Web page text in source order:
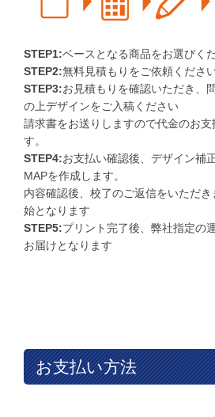
STEP1:ベースとなる商品をお選びく
STEP2:無料見積もりをご依頼くださ
STEP3:お見積もりを確認いただき、
の上デザインをご入稿ください
請求書をお送りしますので代金のお支
す。
STEP4:お支払い確認後、デザイン補
MAPを作成します。
内容確認後、校了のご返信をいただ
始となります
STEP5:プリント完了後、弊社指定の
お届けとなります
お支払い方法